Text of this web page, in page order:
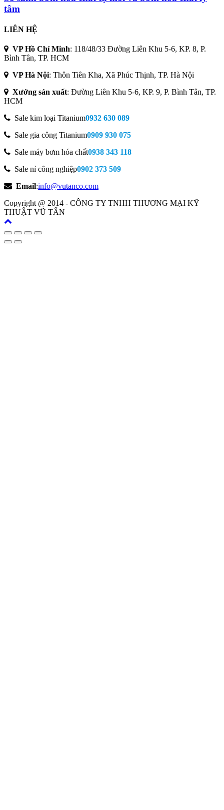
tâm
LIÊN HỆ
VP Hồ Chí Minh: 118/48/33 Đường Liên Khu 5-6, KP. 8, P.
Bình Tân, TP. HCM
VP Hà Nội: Thôn Tiên Kha, Xã Phúc Thịnh, TP. Hà Nội
Xưởng sản xuất: Đường Liên Khu 5-6, KP. 9, P. Bình Tân, TP.
HCM
Sale kim loại Titanium0932 630 089
Sale gia công Titanium0909 930 075
Sale máy bơm hóa chất0938 343 118
Sale nỉ công nghiệp0902 373 509
Email:info@vutanco.com
Copyright @ 2014 - CÔNG TY TNHH THƯƠNG MẠI KỸ
THUẬT VŨ TẤN